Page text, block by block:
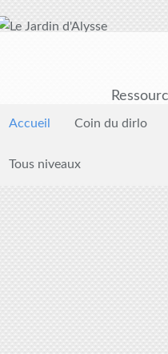
Accueil Coin du dirlo
Tous niveaux